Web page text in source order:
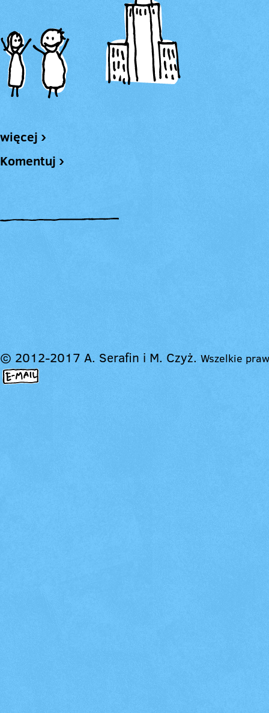
więcej ›
Komentuj ›
© 2012-2017 A. Serafin i M. Czyż. Wszelkie